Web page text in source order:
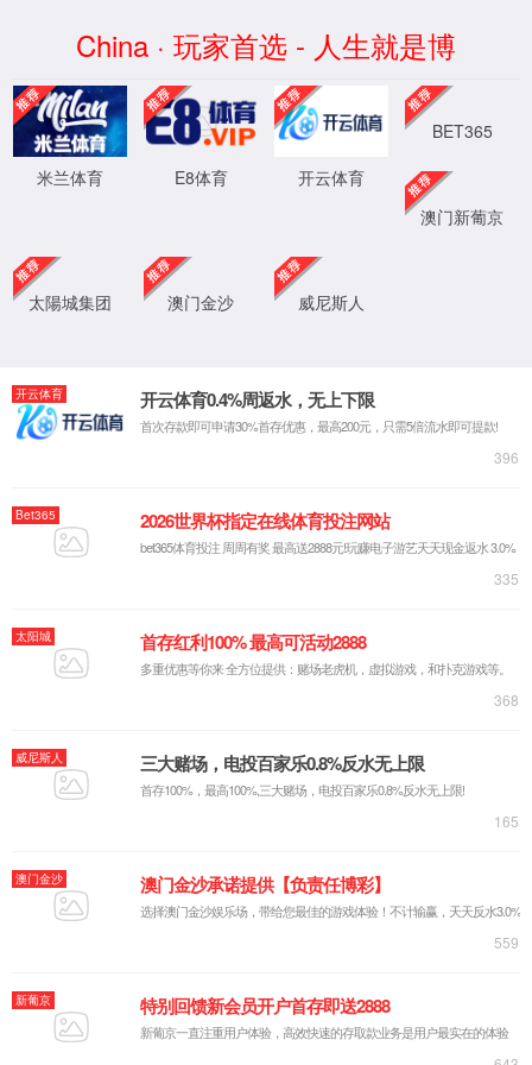
rayban雷竞技(股份)有限公司-
Official website
不存在此内容！
XML 地图